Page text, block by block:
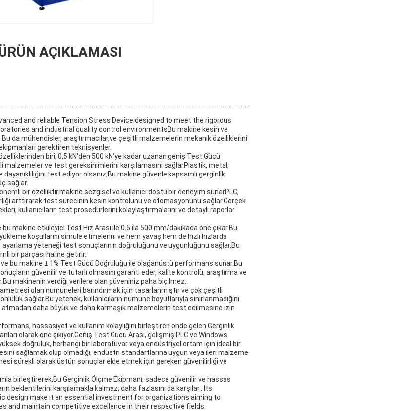
AÇIKLAMASI
and reliable Tension Stress Device designed to meet the rigorous
and industrial quality control environmentsBu makine kesin ve
da mühendisler, araştırmacılar,ve çeşitli malzemelerin mekanik özelliklerini
gerektiren teknisyenler.
biri, 0,5 kN'den 500 kN'ye kadar uzanan geniş Test Gücü
malzemeler ve test gereksinimlerini karşılamasını sağlarPlastik, metal,
test ediyor olsanız,Bu makine güvenle kapsamlı gerginlik
sağlar.
bir özelliktir.makine sezgisel ve kullanıcı dostu bir deneyim sunarPLC,
arttırarak test sürecinin kesin kontrolünü ve otomasyonunu sağlar.Gerçek
kullanıcıların test prosedürlerini kolaylaştırmalarını ve detaylı raporlar
makine etkileyici Test Hız Arası ile 0.5 ila 500 mm/dakikada öne çıkar.Bu
koşullarını simüle etmelerini ve hem yavaş hem de hızlı hızlarda
ayarlama yeteneği test sonuçlarının doğruluğunu ve uygunluğunu sağlar.Bu
bir parçası haline getirir..
bu makine ± 1% Test Gücü Doğruluğu ile olağanüstü performans sunar.Bu
güvenilir ve tutarlı olmasını garanti eder, kalite kontrolü, araştırma ve
makinenin verdiği verilere olan güveniniz paha biçilmez..
olan numuneleri barındırmak için tasarlanmıştır ve çok çeşitli
sağlar.Bu yetenek, kullanıcıların numune boyutlarıyla sınırlanmadığını
daha büyük ve daha karmaşık malzemelerin test edilmesine izin
hassasiyet ve kullanım kolaylığını birleştiren önde gelen Gerginlik
olarak öne çıkıyor.Geniş Test Gücü Arası, gelişmiş PLC ve Windows
doğruluk, herhangi bir laboratuvar veya endüstriyel ortam için ideal bir
sağlamak olup olmadığı, endüstri standartlarına uygun veya ileri malzeme
sürekli olarak üstün sonuçlar elde etmek için gereken güvenilirliği ve
birleştirerek,Bu Gerginlik Ölçme Ekipmanı, sadece güvenilir ve hassas
beklentilerini karşılamakla kalmaz, daha fazlasını da karşılar.. Its
design make it an essential investment for organizations aiming to
and maintain competitive excellence in their respective fields.